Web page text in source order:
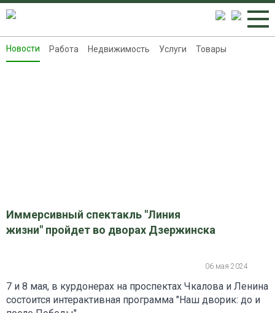
Новости
Новости Работа Недвижимость Услуги Товары
Иммерсивный спектакль "Линия
жизни" пройдет во дворах Дзержинска
06 мая 2024
7 и 8 мая, в курдонерах на проспектах Чкалова и Ленина
состоится интерактивная программа "Наш дворик: до и